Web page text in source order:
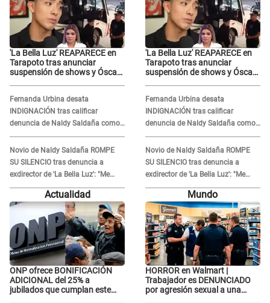
'La Bella Luz' REAPARECE en
Tarapoto tras anunciar
suspensión de shows y Óscar
Fernanda Urbina desata
INDIGNACIÓN tras calificar
denuncia de Naldy Saldaña como
'acto bochornoso': "No es justo
atacar a otra mujer"
Novio de Naldy Saldaña ROMPE
SU SILENCIO tras denuncia a
exdirector de 'La Bella Luz': "Me
basta con que ella esté bien"
'La Bella Luz' REAPARECE en
Tarapoto tras anunciar
suspensión de shows y Óscar
Fernanda Urbina desata
INDIGNACIÓN tras calificar
denuncia de Naldy Saldaña como
'acto bochornoso': "No es justo
atacar a otra mujer"
Novio de Naldy Saldaña ROMPE
SU SILENCIO tras denuncia a
exdirector de 'La Bella Luz': "Me
basta con que ella esté bien"
Actualidad
ONP ofrece BONIFICACIÓN
ADICIONAL del 25% a
jubilados que cumplan este
Mundo
HORROR en Walmart |
Trabajador es DENUNCIADO
por agresión sexual a una